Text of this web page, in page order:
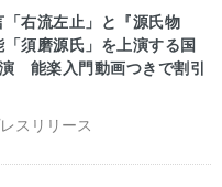
スリリース
右流左止」と『源氏物
須磨源氏」を上演する国
能楽入門動画つきで割引